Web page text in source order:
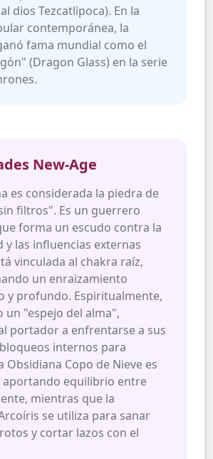
dios Tezcatlipoca). En la
contemporánea, la
fama mundial como el
(Dragon Glass) en la serie
New-Age
es considerada la piedra de
filtros". Es un guerrero
forma un escudo contra la
y las influencias externas
vinculada al chakra raíz,
un enraizamiento
y profundo. Espiritualmente,
un "espejo del alma",
portador a enfrentarse a sus
internos para
Obsidiana Copo de Nieve es
aportando equilibrio entre
mientras que la
se utiliza para sanar
y cortar lazos con el